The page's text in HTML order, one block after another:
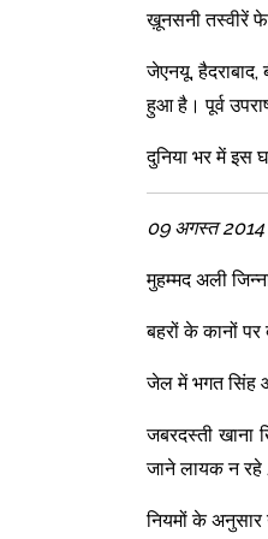
ख़ूनसनी तस्वीरें
जेएनयू, हैदराबाद,
हुआ है। पूर्व
दुनिया भर में इस
09 अगस्त
मुहम्मद अली
बहरों के कानों पर
जेल में भगत सिंह
जबरदस्ती खाना
जाने लायक न रहे
नियमों के अनुसार